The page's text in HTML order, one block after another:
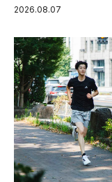
グ習慣。
2026.08.07